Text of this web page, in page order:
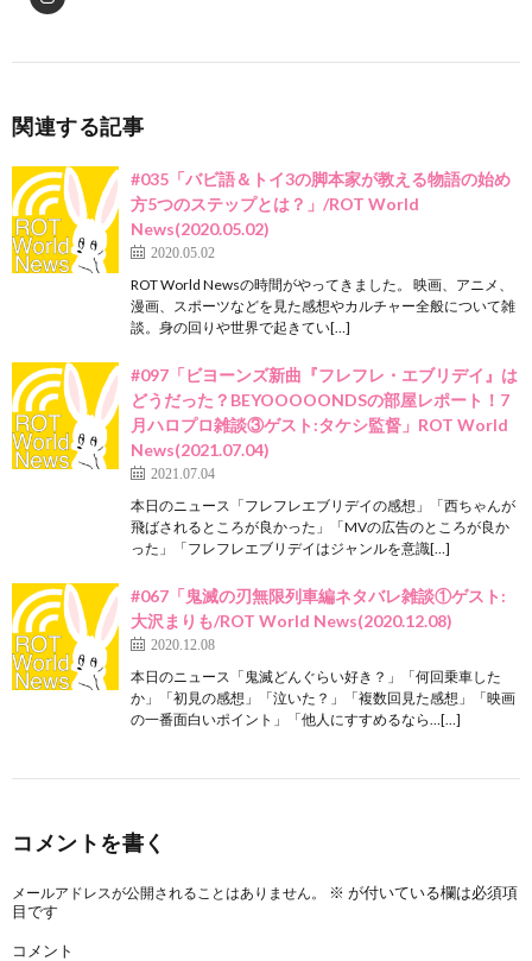
関連する記事
#035「バビ語＆トイ3の脚本家が教える物語の始め
方5つのステップとは？」/ROT World
News(2020.05.02)
2020.05.02
ROT World Newsの時間がやってきました。 映画、アニメ、
漫画、スポーツなどを見た感想やカルチャー全般について雑
談。身の回りや世界で起きてい[…]
#097「ビヨーンズ新曲『フレフレ・エブリデイ』は
どうだった？BEYOOOOONDSの部屋レポート！7
月ハロプロ雑談③ゲスト:タケシ監督」ROT World
News(2021.07.04)
2021.07.04
本日のニュース「フレフレエブリデイの感想」「西ちゃんが
飛ばされるところが良かった」「MVの広告のところが良か
った」「フレフレエブリデイはジャンルを意識[…]
#067「鬼滅の刃無限列車編ネタバレ雑談①ゲスト:
大沢まりも/ROT World News(2020.12.08)
2020.12.08
本日のニュース「鬼滅どんぐらい好き？」「何回乗車した
か」「初見の感想」「泣いた？」「複数回見た感想」「映画
の一番面白いポイント」「他人にすすめるなら…[…]
コメントを書く
メールアドレスが公開されることはありません。 ※ が付いている欄は必須項
目です
コメント